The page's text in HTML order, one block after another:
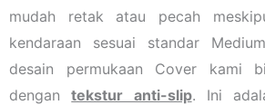
mudah retak atau pecah
kendaraan sesuai standar
desain permukaan Cover kami
dengantekstur anti-slip. Ini